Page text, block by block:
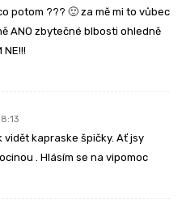
potom ??? 🙂 za mě mi to vůbec
ANO zbytečné blbosti ohledně
kapraske špičky. Ať jsy
. Hlásím se na vipomoc